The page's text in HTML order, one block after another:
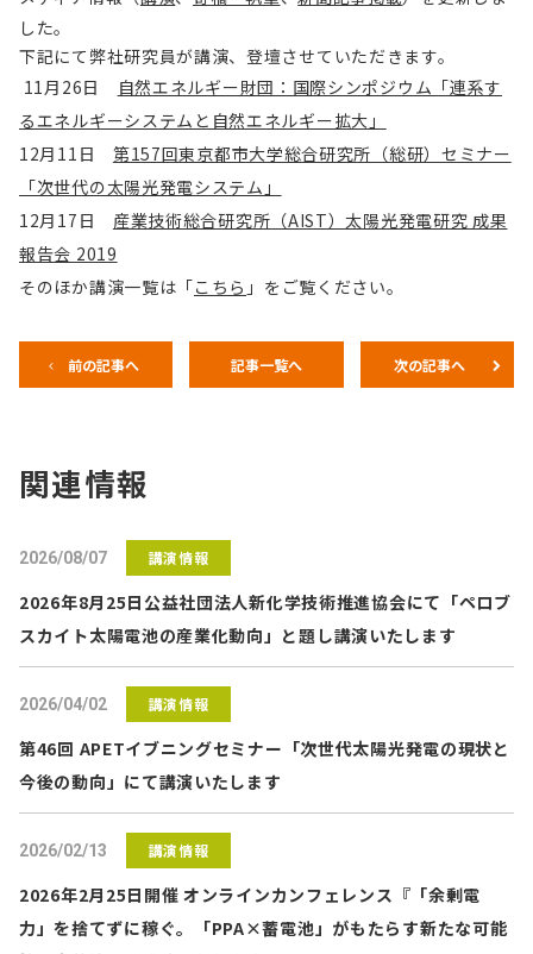
した。
下記にて弊社研究員が講演、登壇させていただきます。
11月26日
自然エネルギー財団：国際シンポジウム「連系す
るエネルギーシステムと自然エネルギー拡大」
12月11日 第157回東京都市大学総合研究所（総研）セミナー
「次世代の太陽光発電システム」
12月17日 産業技術総合研究所（AIST）太陽光発電研究 成果
報告会 2019
そのほか講演一覧は「こちら 」をご覧ください。
前の記事へ 記事一覧へ 次の記事へ
関連情報
2026/08/07 講演情報
2026年8月25日公益社団法人新化学技術推進協会にて「ペロブ
スカイト太陽電池の産業化動向」と題し講演いたします
2026/04/02 講演情報
第46回 APETイブニングセミナー「次世代太陽光発電の現状と
今後の動向」にて講演いたします
2026/02/13 講演情報
2026年2月25日開催 オンラインカンフェレンス『「余剰電
力」を捨てずに稼ぐ。「PPA×蓄電池」がもたらす新たな可能